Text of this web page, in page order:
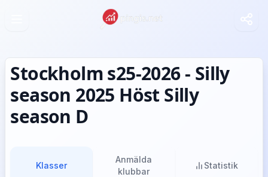
Stockholm s25-2026 - Silly
season 2025 Höst Silly
season D
Klasser
Anmälda
klubbar
Statistik